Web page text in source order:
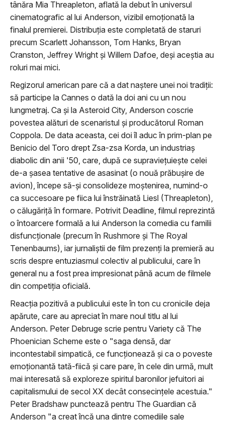
tânăra Mia Threapleton, aflată la debut în universul
cinematografic al lui Anderson, vizibil emoționată la
finalul premierei. Distribuția este completată de staruri
precum Scarlett Johansson, Tom Hanks, Bryan
Cranston, Jeffrey Wright și Willem Dafoe, deși aceștia au
roluri mai mici.
Regizorul american pare că a dat naștere unei noi tradiții:
să participe la Cannes o dată la doi ani cu un nou
lungmetraj. Ca și la Asteroid City, Anderson coscrie
povestea alături de scenaristul și producătorul Roman
Coppola. De data aceasta, cei doi îl aduc în prim-plan pe
Benicio del Toro drept Zsa-zsa Korda, un industriaș
diabolic din anii '50, care, după ce supraviețuiește celei
de-a șasea tentative de asasinat (o nouă prăbușire de
avion), începe să-și consolideze moștenirea , numind-o
ca succesoare pe fiica lui înstrăinată Liesl (Threapleton),
o călugăriță în formare. Potrivit Deadline, filmul reprezintă
o întoarcere formală a lui Anderson la comedia cu familii
disfuncționale (precum în Rushmore și The Royal
Tenenbaums), iar jurnaliștii de film prezenți la premieră au
scris despre entuziasmul colectiv al publicului, care în
general nu a fost prea impresionat până acum de filmele
din competiția oficială.
Reacția pozitivă a publicului este în ton cu cronicile deja
apărute, care au apreciat în mare noul titlu al lui
Anderson. Peter Debruge scrie pentru Variety că The
Phoenician Scheme este o "saga densă, dar
incontestabil simpatică, ce funcționează și ca o poveste
emoționantă tată-fiică și care pare, în cele din urmă, mult
mai interesată să exploreze spiritul baronilor jefuitori ai
capitalismului de secol XX decât consecințele acestuia."
Peter Bradshaw punctează pentru The Guardian că
Anderson "a creat încă una dintre comediile sale